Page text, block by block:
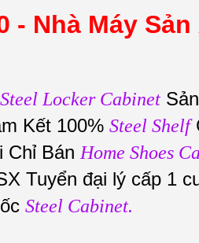
- Nhà Máy
Steel Locker Cabinet
Kết 100% Steel Shelf
Chỉ Bán Home Shoes
Tuyển đại lý cấp 1
Steel Cabinet.